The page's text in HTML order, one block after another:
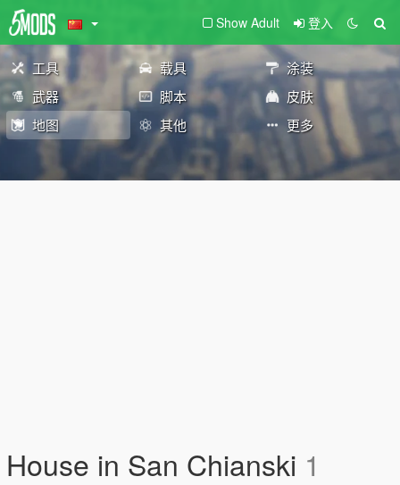
Show Adult 登入
工具 载具
涂装
武器
脚本
皮肤
地图
其他 更多
House in San Chianski 1